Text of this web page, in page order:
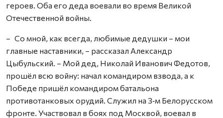
героев. Оба его деда воевали во время Великой
Отечест­венной войны.
– Со мной, как всегда, любимые дедушки – мои
главные наставники, – рассказал Александр
Цыбульский. – Мой дед, Николай Иванович Федотов,
прошёл всю войну: начал командиром взвода, а к
Победе пришёл командиром батальона
противотанковых орудий. Служил на 3‑м Белорусском
фронте. Участвовал в боях под Москвой, воевал в